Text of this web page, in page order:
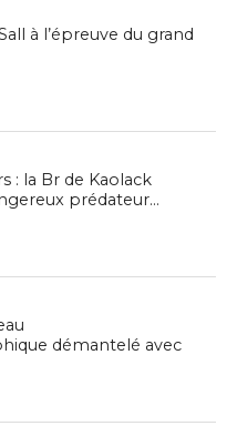
à l’épreuve du grand
: la Br de Kaolack
prédateur...
démantelé avec